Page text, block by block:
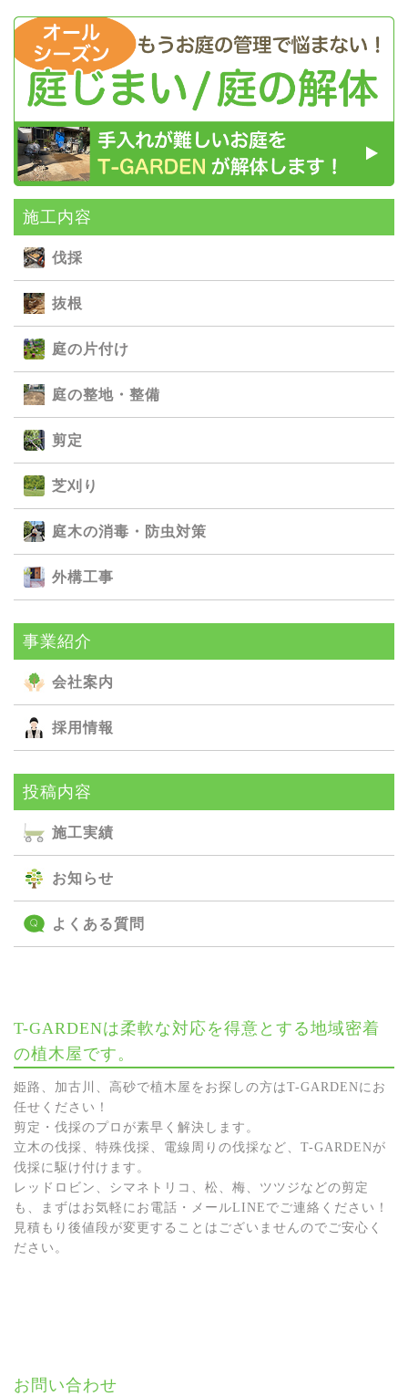
施⼯内容
伐採
抜根
庭の⽚付け
庭の整地・整備
剪定
芝刈り
庭⽊の消毒・防⾍対策
外構⼯事
事業紹介
会社案内
採用情報
投稿内容
施⼯実績
お知らせ
よくある質問
T-GARDENは柔軟な対応を得意とする地域密着
の植木屋です。
姫路、加古川、高砂で植木屋をお探しの方はT-GARDENにお
任せください！
剪定・伐採のプロが素早く解決します。
立木の伐採、特殊伐採、電線周りの伐採など、T-GARDENが
伐採に駆け付けます。
レッドロビン、シマネトリコ、松、梅、ツツジなどの剪定
も、まずはお気軽にお電話・メールLINEでご連絡ください！
見積もり後値段が変更することはございませんのでご安心く
ださい。
お問い合わせ